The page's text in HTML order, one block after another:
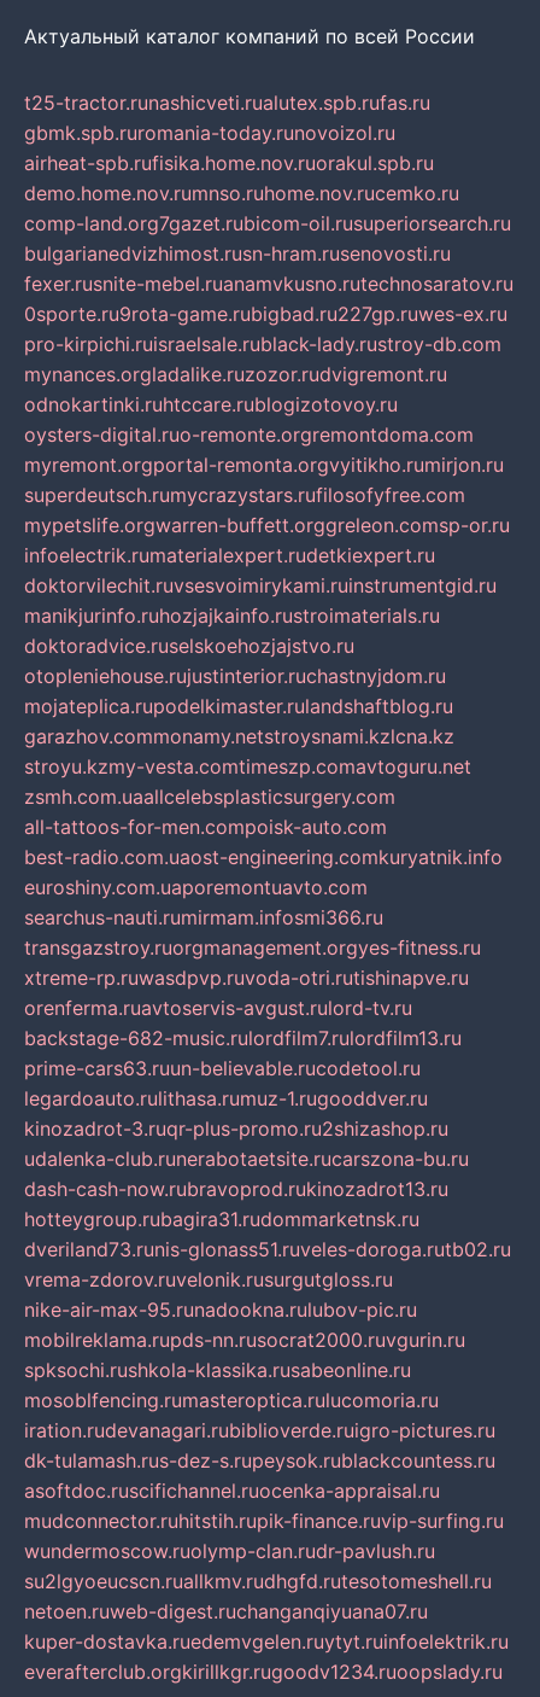
Актуальный каталог компаний по всей России
t25-tractor.runashicveti.rualutex.spb.rufas.ru
gbmk.spb.ruromania-today.runovoizol.ru
airheat-spb.rufisika.home.nov.ruorakul.spb.ru
demo.home.nov.rumnso.ruhome.nov.rucemko.ru
comp-land.org7gazet.rubicom-oil.rusuperiorsearch.ru
bulgarianedvizhimost.rusn-hram.rusenovosti.ru
fexer.rusnite-mebel.ruanamvkusno.rutechnosaratov.ru
0sporte.ru9rota-game.rubigbad.ru227gp.ruwes-ex.ru
pro-kirpichi.ruisraelsale.rublack-lady.rustroy-db.com
mynances.orgladalike.ruzozor.rudvigremont.ru
odnokartinki.ruhtccare.rublogizotovoy.ru
oysters-digital.ruo-remonte.orgremontdoma.com
myremont.orgportal-remonta.orgvyitikho.rumirjon.ru
superdeutsch.rumycrazystars.rufilosofyfree.com
mypetslife.orgwarren-buffett.orggreleon.comsp-or.ru
infoelectrik.rumaterialexpert.rudetkiexpert.ru
doktorvilechit.ruvsesvoimirykami.ruinstrumentgid.ru
manikjurinfo.ruhozjajkainfo.rustroimaterials.ru
doktoradvice.ruselskoehozjajstvo.ru
otopleniehouse.rujustinterior.ruchastnyjdom.ru
mojateplica.rupodelkimaster.rulandshaftblog.ru
garazhov.commonamy.netstroysnami.kzlcna.kz
stroyu.kzmy-vesta.comtimeszp.comavtoguru.net
zsmh.com.uaallcelebsplasticsurgery.com
all-tattoos-for-men.compoisk-auto.com
best-radio.com.uaost-engineering.comkuryatnik.info
euroshiny.com.uaporemontuavto.com
searchus-nauti.rumirmam.infosmi366.ru
transgazstroy.ruorgmanagement.orgyes-fitness.ru
xtreme-rp.ruwasdpvp.ruvoda-otri.rutishinapve.ru
orenferma.ruavtoservis-avgust.rulord-tv.ru
backstage-682-music.rulordfilm7.rulordfilm13.ru
prime-cars63.ruun-believable.rucodetool.ru
legardoauto.rulithasa.rumuz-1.rugooddver.ru
kinozadrot-3.ruqr-plus-promo.ru2shizashop.ru
udalenka-club.runerabotaetsite.rucarszona-bu.ru
dash-cash-now.rubravoprod.rukinozadrot13.ru
hotteygroup.rubagira31.rudommarketnsk.ru
dveriland73.runis-glonass51.ruveles-doroga.rutb02.ru
vrema-zdorov.ruvelonik.rusurgutgloss.ru
nike-air-max-95.runadookna.rulubov-pic.ru
mobilreklama.rupds-nn.rusocrat2000.ruvgurin.ru
spksochi.rushkola-klassika.rusabeonline.ru
mosoblfencing.rumasteroptica.rulucomoria.ru
iration.rudevanagari.rubiblioverde.ruigro-pictures.ru
dk-tulamash.rus-dez-s.rupeysok.rublackcountess.ru
asoftdoc.ruscifichannel.ruocenka-appraisal.ru
mudconnector.ruhitstih.rupik-finance.ruvip-surfing.ru
wundermoscow.ruolymp-clan.rudr-pavlush.ru
su2lgyoeucscn.ruallkmv.rudhgfd.rutesotomeshell.ru
netoen.ruweb-digest.ruchanganqiyuana07.ru
kuper-dostavka.ruedemvgelen.ruytyt.ruinfoelektrik.ru
everafterclub.orgkirillkgr.rugoodv1234.ruoopslady.ru